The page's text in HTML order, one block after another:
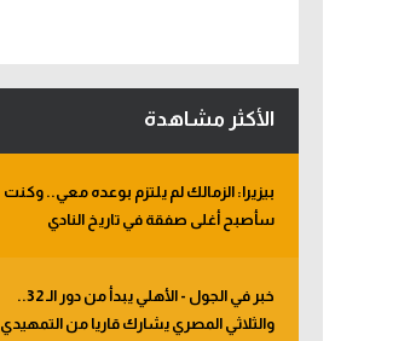
الأكثر مشاهدة
بيزيرا: الزمالك لم يلتزم بوعده معي.. وكنت
سأصبح أغلى صفقة في تاريخ النادي
خبر في الجول - الأهلي يبدأ من دور الـ 32..
والثلاثي المصري يشارك قاريا من التمهيدي